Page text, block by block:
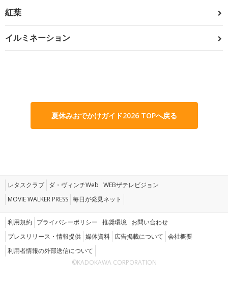
紅葉
イルミネーション
夏休みおでかけガイド2026 TOPへ戻る
レタスクラブ ダ・ヴィンチWeb WEBザテレビジョン
MOVIE WALKER PRESS 毎日が発見ネット
利用規約 プライバシーポリシー 推奨環境 お問い合わせ
プレスリリース・情報提供 媒体資料 広告掲載について 会社概要
利用者情報の外部送信について
©KADOKAWA CORPORATION